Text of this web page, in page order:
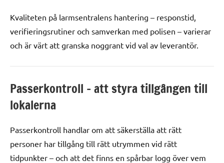
Kvaliteten på larmsentralens hantering – responstid,
verifieringsrutiner och samverkan med polisen – varierar
och är värt att granska noggrant vid val av leverantör.
Passerkontroll – att styra tillgången till
lokalerna
Passerkontroll handlar om att säkerställa att rätt
personer har tillgång till rätt utrymmen vid rätt
tidpunkter – och att det finns en spårbar logg över vem